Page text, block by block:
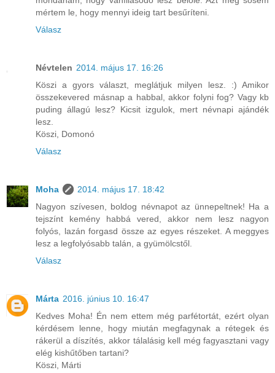
mértem le, hogy mennyi ideig tart besűríteni.
Válasz
Névtelen 2014. május 17. 16:26
Köszi a gyors választ, meglátjuk milyen lesz. :) Amikor
összekevered másnap a habbal, akkor folyni fog? Vagy kb
puding állagú lesz? Kicsit izgulok, mert névnapi ajándék
lesz.
Köszi, Domonó
Válasz
Moha
2014. május 17. 18:42
Nagyon szívesen, boldog névnapot az ünnepeltnek! Ha a
tejszínt kemény habbá vered, akkor nem lesz nagyon
folyós, lazán forgasd össze az egyes részeket. A meggyes
lesz a legfolyósabb talán, a gyümölcstől.
Válasz
Márta 2016. június 10. 16:47
Kedves Moha! Én nem ettem még parfétortát, ezért olyan
kérdésem lenne, hogy miután megfagynak a rétegek és
rákerül a díszítés, akkor tálalásig kell még fagyasztani vagy
elég kishűtőben tartani?
Köszi, Márti